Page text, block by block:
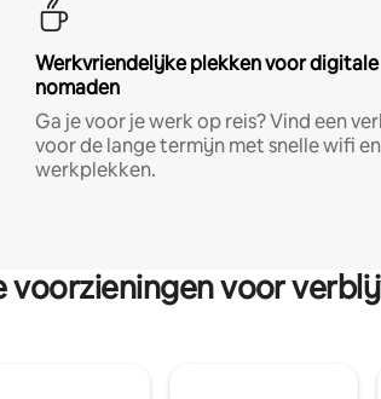
Werkvriendelijke plekken voor digitale
nomaden
Ga je voor je werk op reis? Vind een
voor de lange termijn met snelle wifi
werkplekken.
voorzieningen voor